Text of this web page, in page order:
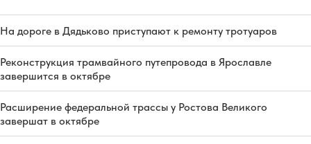
На дороге в Дядьково приступают к ремонту тротуаров
Реконструкция трамвайного путепровода в Ярославле
завершится в октябре
Расширение федеральной трассы у Ростова Великого
завершат в октябре